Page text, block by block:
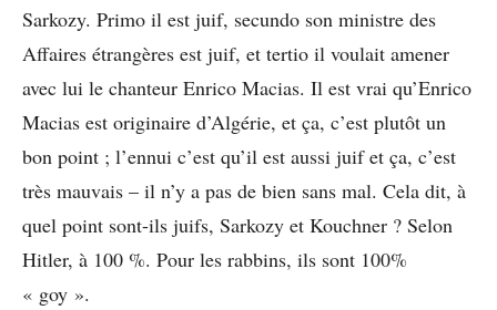
Sarkozy. Primo il est juif, secundo son ministre des
Affaires étrangères est juif, et tertio il voulait amener
avec lui le chanteur Enrico Macias. Il est vrai qu’Enrico
Macias est originaire d’Algérie, et ça, c’est plutôt un
bon point ; l’ennui c’est qu’il est aussi juif et ça, c’est
très mauvais – il n’y a pas de bien sans mal. Cela dit, à
quel point sont-ils juifs, Sarkozy et Kouchner ? Selon
Hitler, à 100 %. Pour les rabbins, ils sont 100%
« goy ».